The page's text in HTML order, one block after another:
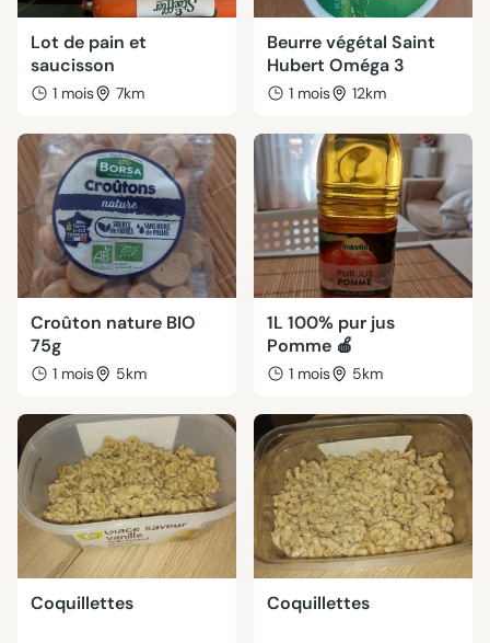
Lot de pain et
saucisson
1 mois 7km
Beurre végétal Saint
Hubert Oméga 3
1 mois 12km
Croûton nature BIO
75g
1 mois 5km
1L 100% pur jus
Pomme 🍎
1 mois 5km
Coquillettes Coquillettes